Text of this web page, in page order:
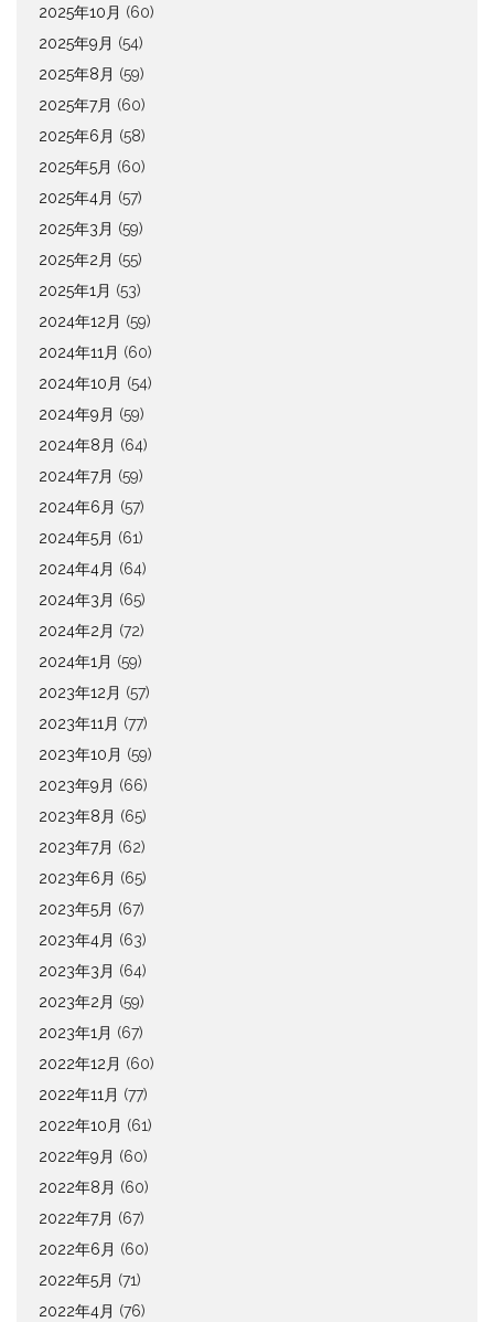
2025年10月 (60)
2025年9月 (54)
2025年8月 (59)
2025年7月 (60)
2025年6月 (58)
2025年5月 (60)
2025年4月 (57)
2025年3月 (59)
2025年2月 (55)
2025年1月 (53)
2024年12月 (59)
2024年11月 (60)
2024年10月 (54)
2024年9月 (59)
2024年8月 (64)
2024年7月 (59)
2024年6月 (57)
2024年5月 (61)
2024年4月 (64)
2024年3月 (65)
2024年2月 (72)
2024年1月 (59)
2023年12月 (57)
2023年11月 (77)
2023年10月 (59)
2023年9月 (66)
2023年8月 (65)
2023年7月 (62)
2023年6月 (65)
2023年5月 (67)
2023年4月 (63)
2023年3月 (64)
2023年2月 (59)
2023年1月 (67)
2022年12月 (60)
2022年11月 (77)
2022年10月 (61)
2022年9月 (60)
2022年8月 (60)
2022年7月 (67)
2022年6月 (60)
2022年5月 (71)
2022年4月 (76)